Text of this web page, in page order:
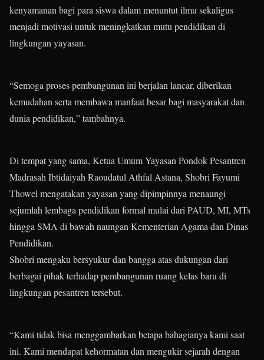
kenyamanan bagi para siswa dalam menuntut ilmu sekaligus
menjadi motivasi untuk meningkatkan mutu pendidikan di
lingkungan yayasan.
“Semoga proses pembangunan ini berjalan lancar, diberikan
kemudahan serta membawa manfaat besar bagi masyarakat dan
dunia pendidikan,” tambahnya.
Di tempat yang sama, Ketua Umum Yayasan Pondok Pesantren
Madrasah Ibtidaiyah Raoudatul Athfal Astana, Shobri Fayumi
Thowel mengatakan yayasan yang dipimpinnya menaungi
sejumlah lembaga pendidikan formal mulai dari PAUD, MI, MTs
hingga SMA di bawah naungan Kementerian Agama dan Dinas
Pendidikan.
Shobri mengaku bersyukur dan bangga atas dukungan dari
berbagai pihak terhadap pembangunan ruang kelas baru di
lingkungan pesantren tersebut.
“Kami tidak bisa menggambarkan betapa bahagianya kami saat
ini. Kami mendapat kehormatan dan mengukir sejarah dengan